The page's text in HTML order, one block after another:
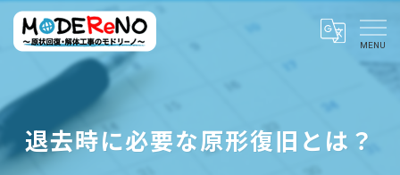
退去時に必要な原形復旧とは？